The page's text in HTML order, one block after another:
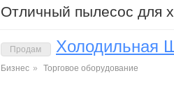
Отличный пылесос для
Продам Холодильная
Бизнес » Торговое оборудование